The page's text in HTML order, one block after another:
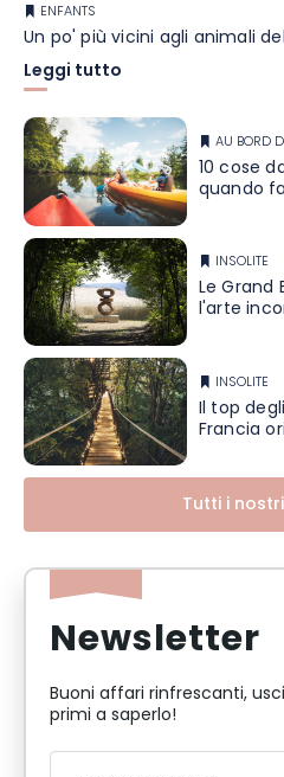
ENFANTS
Un po' più vicini agli animali
Leggi tutto
AU BORD
10 cose
quando
INSOLITE
Le Grand
l'arte
INSOLITE
Il top
Francia
Tutti i
Newsletter
Buoni affari rinfrescanti,
primi a saperlo!